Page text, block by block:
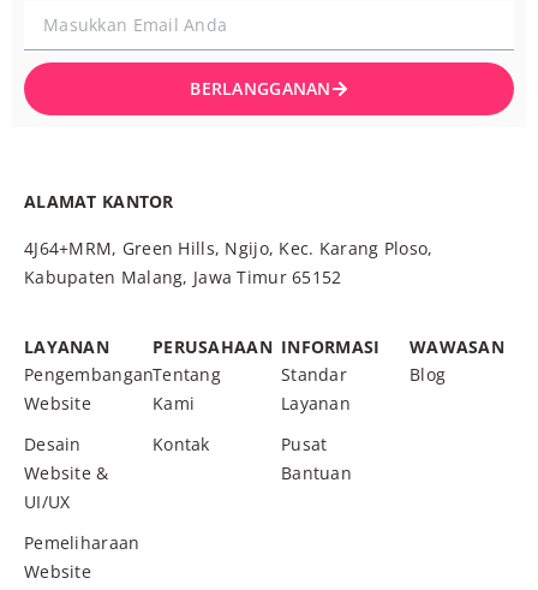
BERLANGGANAN
ALAMAT KANTOR
4J64+MRM, Green Hills, Ngijo, Kec. Karang Ploso,
Kabupaten Malang, Jawa Timur 65152
LAYANAN
Pengembangan
Website
Desain
Website &
UI/UX
Pemeliharaan
Website
PERUSAHAAN
Tentang
Kami
Kontak
INFORMASI
Standar
Layanan
Pusat
Bantuan
WAWASAN
Blog